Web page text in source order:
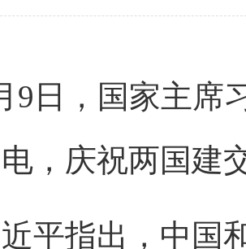
，国家主席习
，庆祝两国建
指出，中国和